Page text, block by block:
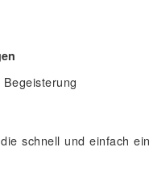
schnell und einfach